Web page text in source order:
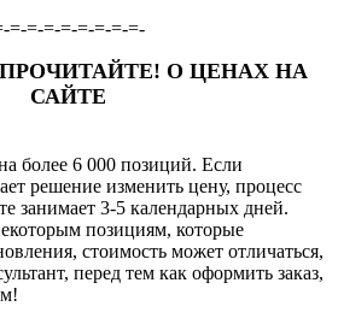
=-=-=-=-=-=-=-=-
О ЦЕНАХ НА
САЙТЕ
более 6 000 позиций. Если
решение изменить цену, процесс
занимает 3-5 календарных дней.
позициям, которые
стоимость может отличаться,
перед тем как оформить заказ,